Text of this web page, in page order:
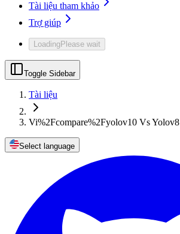
Tài liệu tham khảo
Trợ giúp
LoadingPlease wait
Toggle Sidebar
Tài liệu
Vi%2Fcompare%2Fyolov10 Vs Yolov8
Select language